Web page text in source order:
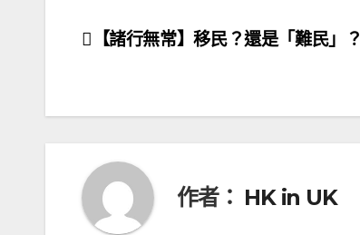
文
導
覽
【諸行無常】移民？還是「難民」？
作者： HK in UK